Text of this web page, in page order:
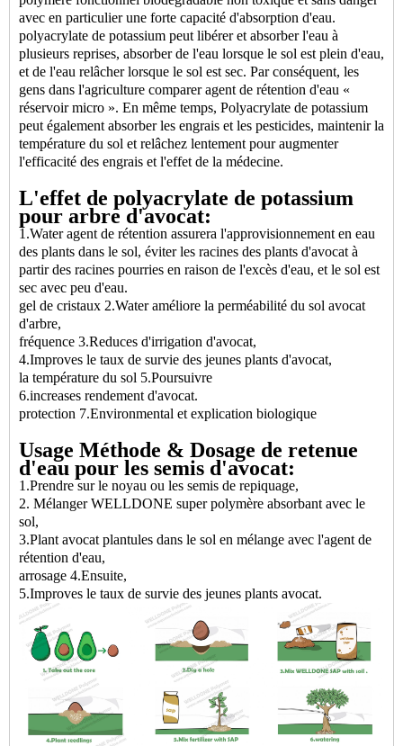
avec en particulier une forte capacité d'absorption d'eau.
polyacrylate de potassium peut libérer et absorber l'eau à
plusieurs reprises, absorber de l'eau lorsque le sol est plein d'eau,
et de l'eau relâcher lorsque le sol est sec. Par conséquent, les
gens dans l'agriculture comparer agent de rétention d'eau «
réservoir micro ». En même temps, Polyacrylate de potassium
peut également absorber les engrais et les pesticides, maintenir la
température du sol et relâchez lentement pour augmenter
l'efficacité des engrais et l'effet de la médecine.
L'effet de polyacrylate de potassium
pour arbre d'avocat:
1.Water agent de rétention assurera l'approvisionnement en eau
des plants dans le sol, éviter les racines des plants d'avocat à
partir des racines pourries en raison de l'excès d'eau, et le sol est
sec avec peu d'eau.
gel de cristaux 2.Water améliore la perméabilité du sol avocat
d'arbre,
fréquence 3.Reduces d'irrigation d'avocat,
4.Improves le taux de survie des jeunes plants d'avocat,
la température du sol 5.Poursuivre
6.increases rendement d'avocat.
protection 7.Environmental et explication biologique
Usage Méthode & Dosage de retenue
d'eau pour les semis d'avocat:
1.Prendre sur le noyau ou les semis de repiquage,
2. Mélanger WELLDONE super polymère absorbant avec le
sol,
3.Plant avocat plantules dans le sol en mélange avec l'agent de
rétention d'eau,
arrosage 4.Ensuite,
5.Improves le taux de survie des jeunes plants avocat.